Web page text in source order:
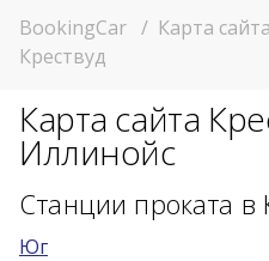
Выберите город
Возврат в другом
BookingCar / Карта сайта
Крествуд
Карта сайта
Иллинойс
Станции проката в
Юг